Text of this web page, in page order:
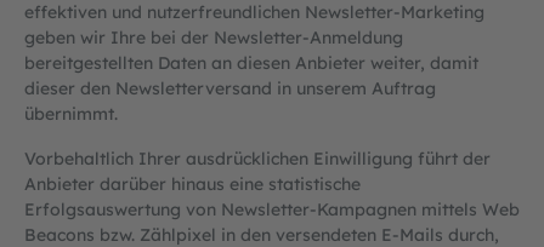
effektiven und nutzerfreundlichen Newsletter-Marketing
geben wir Ihre bei der Newsletter-Anmeldung
bereitgestellten Daten an diesen Anbieter weiter, damit
dieser den Newsletterversand in unserem Auftrag
übernimmt.
Vorbehaltlich Ihrer ausdrücklichen Einwilligung führt der
Anbieter darüber hinaus eine statistische
Erfolgsauswertung von Newsletter-Kampagnen mittels Web
Beacons bzw. Zählpixel in den versendeten E-Mails durch,